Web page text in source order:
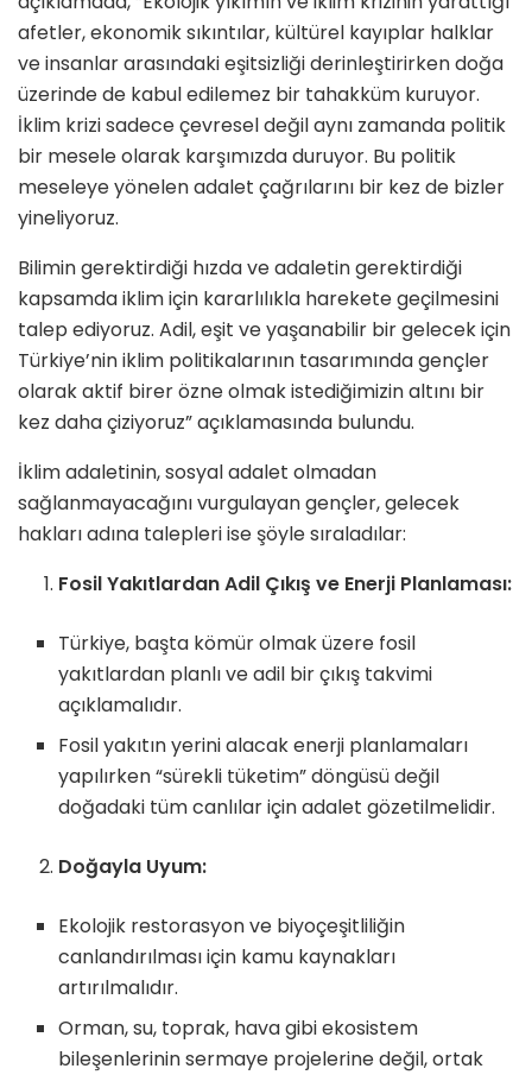
afetler, ekonomik sıkıntılar, kültürel kayıplar halklar
ve insanlar arasındaki eşitsizliği derinleştirirken doğa
üzerinde de kabul edilemez bir tahakküm kuruyor.
İklim krizi sadece çevresel değil aynı zamanda politik
bir mesele olarak karşımızda duruyor. Bu politik
meseleye yönelen adalet çağrılarını bir kez de bizler
yineliyoruz.
Bilimin gerektirdiği hızda ve adaletin gerektirdiği
kapsamda iklim için kararlılıkla harekete geçilmesini
talep ediyoruz. Adil, eşit ve yaşanabilir bir gelecek için
Türkiye’nin iklim politikalarının tasarımında gençler
olarak aktif birer özne olmak istediğimizin altını bir
kez daha çiziyoruz” açıklamasında bulundu.
İklim adaletinin, sosyal adalet olmadan
sağlanmayacağını vurgulayan gençler, gelecek
hakları adına talepleri ise şöyle sıraladılar:
Fosil Yakıtlardan Adil Çıkış ve Enerji Planlaması:
Türkiye, başta kömür olmak üzere fosil
yakıtlardan planlı ve adil bir çıkış takvimi
açıklamalıdır.
Fosil yakıtın yerini alacak enerji planlamaları
yapılırken “sürekli tüketim” döngüsü değil
doğadaki tüm canlılar için adalet gözetilmelidir.
Doğayla Uyum:
Ekolojik restorasyon ve biyoçeşitliliğin
canlandırılması için kamu kaynakları
artırılmalıdır.
Orman, su, toprak, hava gibi ekosistem
bileşenlerinin sermaye projelerine değil, ortak